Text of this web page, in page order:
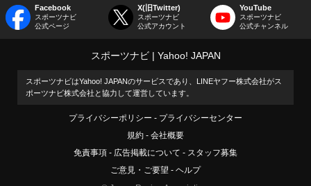
Facebook
スポーツナビ
公式ページ
X(旧Twitter)
スポーツナビ
公式アカウント
YouTube
スポーツナビ
公式チャンネル
スポーツナビ Yahoo! JAPAN
スポーツナビはYahoo! JAPANのサービスであり、LINEヤフー株式会社がス
ポーツナビ株式会社と協力して運営しています。
プライバシーポリシー
プライバシーセンター
規約
会社概要
免責事項
広告掲載について
スタッフ募集
ご意見・ご要望
ヘルプ